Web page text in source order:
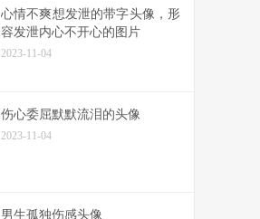
心情不爽想发泄的带字头像，形
容发泄内心不开心的图片
2023-11-04
伤心委屈默默流泪的头像
2023-11-04
男生孤独伤感头像